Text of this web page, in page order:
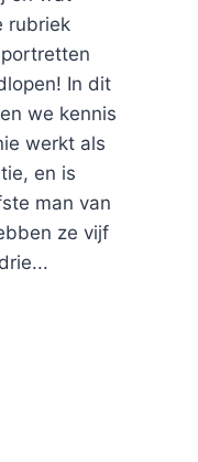
rubriek
In dit
we kennis
werkt als
en is
man van
ze vijf